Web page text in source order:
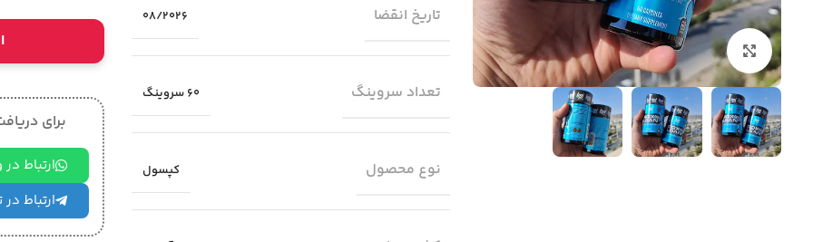
بزرگنمایی تصویر
تاریخ انقضا 08/2026
تعداد سروینگ 60 سروینگ
نوع محصول کپسول
برای
ارتباط
ارتباط در